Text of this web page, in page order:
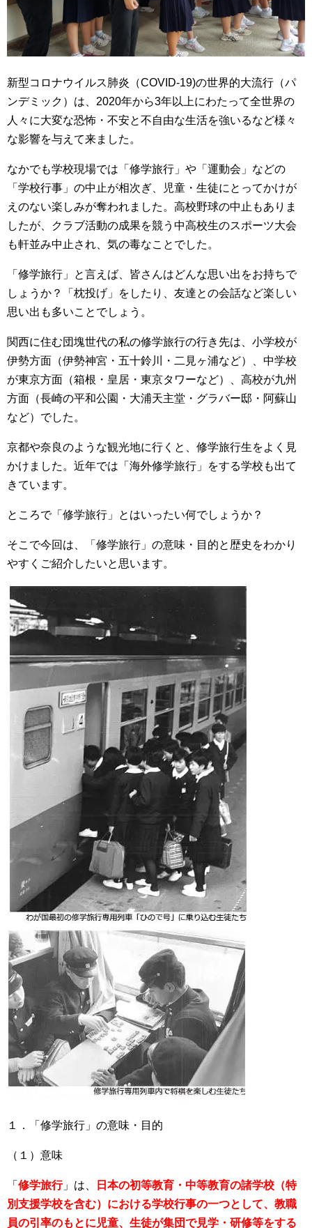
新型コロナウイルス肺炎（COVID-19)の世界的大流行（パ
ンデミック）は、2020年から3年以上にわたって全世界の
人々に大変な恐怖・不安と不自由な生活を強いるなど様々
な影響を与えて来ました。
なかでも学校現場では「修学旅行」や「運動会」などの
「学校行事」の中止が相次ぎ、児童・生徒にとってかけが
えのない楽しみが奪われました。高校野球の中止もありま
したが、クラブ活動の成果を競う中高校生のスポーツ大会
も軒並み中止され、気の毒なことでした。
「修学旅行」と言えば、皆さんはどんな思い出をお持ちで
しょうか？「枕投げ」をしたり、友達との会話など楽しい
思い出も多いことでしょう。
関西に住む団塊世代の私の修学旅行の行き先は、小学校が
伊勢方面（伊勢神宮・五十鈴川・二見ヶ浦など）、中学校
が東京方面（箱根・皇居・東京タワーなど）、高校が九州
方面（長崎の平和公園・大浦天主堂・グラバー邸・阿蘇山
など）でした。
京都や奈良のような観光地に行くと、修学旅行生をよく見
かけました。近年では「海外修学旅行」をする学校も出て
きています。
ところで「修学旅行」とはいったい何でしょうか？
そこで今回は、「修学旅行」の意味・目的と歴史をわかり
やすくご紹介したいと思います。
１．「修学旅行」の意味・目的
（１）意味
「 修学旅行」は、
日本の初等教育・中等教育の諸学校（特
別支援学校を含む）における学校行事の一つとして、教職
員の引率のもとに児童、生徒が集団で見学・研修等をする